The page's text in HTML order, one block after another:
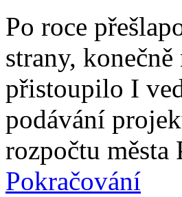
Po roce
strany,
přistoupilo I
podávání
rozpočtu
Pokračování